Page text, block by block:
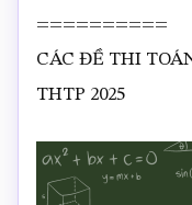
==========
CÁC ĐỀ THI
THTP 2025